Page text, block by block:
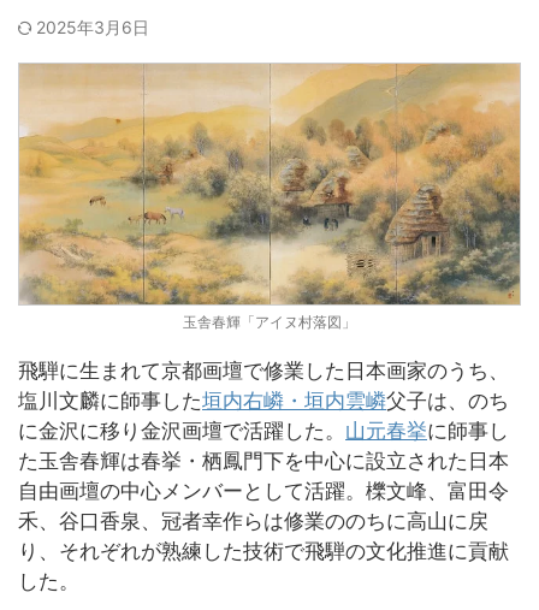
2025年3月6日
玉舎春輝「アイヌ村落図」
飛騨に生まれて京都画壇で修業した日本画家のうち、
塩川文麟に師事した垣内右嶙・垣内雲嶙父子は、のち
に金沢に移り金沢画壇で活躍した。 山元春挙に師事し
た玉舎春輝は春挙・栖鳳門下を中心に設立された日本
自由画壇の中心メンバーとして活躍。櫟文峰、富田令
禾、谷口香泉、冠者幸作らは修業ののちに高山に戻
り、それぞれが熟練した技術で飛騨の文化推進に貢献
した。